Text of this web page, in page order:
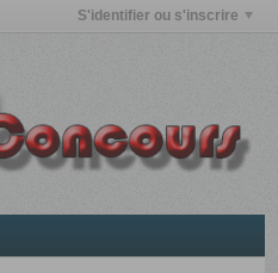
S'identifier ou s'inscrire